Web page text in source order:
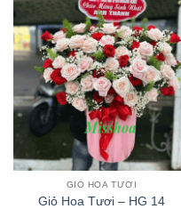
GIỎ HOA TƯƠI
Giỏ Hoa Tươi – HG 14